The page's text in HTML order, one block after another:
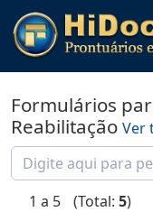
Formulários
Reabilitação Ver
1 a 5 (Total: 5)